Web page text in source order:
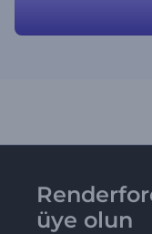
reklam videonuzu
üye olun